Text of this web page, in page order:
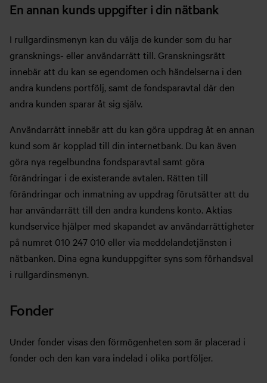
En annan kunds uppgifter i din nätbank
I rullgardinsmenyn kan du välja de kunder som du har
gransknings- eller användarrätt till. Granskningsrätt
innebär att du kan se egendomen och händelserna i den
andra kundens portfölj, samt de fondsparavtal där den
andra kunden sparar åt sig själv.
Användarrätt innebär att du kan göra uppdrag åt en annan
kund som är kopplad till din internetbank. Du kan även
göra nya regelbundna fondsparavtal samt göra
förändringar i de existerande avtalen. Rätten till
förändringar och inmatning av uppdrag förutsätter att du
har användarrätt till den andra kundens konto. Aktias
kundservice hjälper med skapandet av användarrättigheter
på numret 010 247 010 eller via meddelandetjänsten i
nätbanken. Dina egna kunduppgifter syns som förhandsval
i rullgardinsmenyn.
Fonder
Under fonder visas den förmögenheten som är placerad i
fonder och den kan vara indelad i olika portföljer.